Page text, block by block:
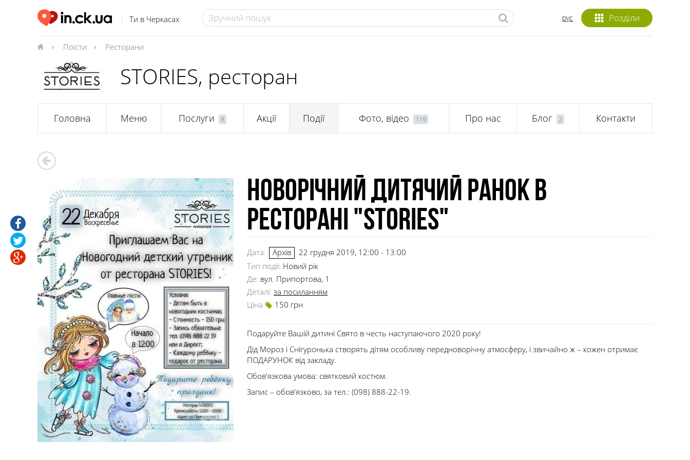
Ти в Черкасах Розділи
рус
Поїсти Ресторани
STORIES, ресторан
Головна Меню Послуги 8 Акції Події Фото, відео 119 Про нас Блог 2 Контакти
Новорічний дитячий ранок в
ресторані "Stories"
Дата: Архів
22 грудня 2019, 12:00 - 13:00
Тип події: Новий рік
Де: вул. Припортова, 1
Деталі: за посиланням
Ціна
150 грн
Подаруйте Вашій дитині Свято в честь наступаючого 2020 року!
Дід Мороз і Снігуронька створять дітям особливу передноворічну атмосферу, і звичайно ж – кожен отримає
ПОДАРУНОК від закладу.
Обов'язкова умова: святковий костюм.
Запис – обов'язково, за тел.: (098) 888-22-19.